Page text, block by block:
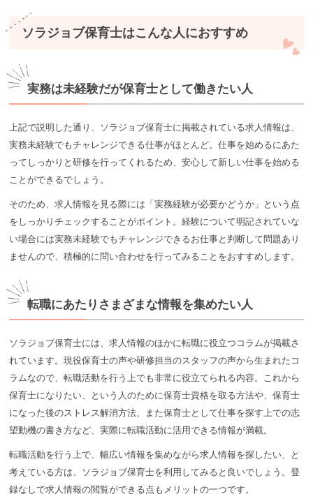
ソラジョブ保育士はこんな人におすすめ
実務は未経験だが保育士として働きたい人
上記で説明した通り、ソラジョブ保育士に掲載されている求人情報は、
実務未経験でもチャレンジできる仕事がほとんど。仕事を始めるにあた
ってしっかりと研修を行ってくれるため、安心して新しい仕事を始める
ことができるでしょう。
そのため、求人情報を見る際には「実務経験が必要かどうか」という点
をしっかりチェックすることがポイント。経験について明記されていな
い場合には実務未経験でもチャレンジできるお仕事と判断して問題あり
ませんので、積極的に問い合わせを行ってみることをおすすめします。
転職にあたりさまざまな情報を集めたい人
ソラジョブ保育士には、求人情報のほかに転職に役立つコラムが掲載さ
れています。現役保育士の声や研修担当のスタッフの声から生まれたコ
ラムなので、転職活動を行う上でも非常に役立てられる内容。これから
保育士になりたい、という人のために保育士資格を取る方法や、保育士
になった後のストレス解消方法、また保育士として仕事を探す上での志
望動機の書き方など、実際に転職活動に活用できる情報が満載。
転職活動を行う上で、幅広い情報を集めながら求人情報を探したい、と
考えている方は、ソラジョブ保育士を利用してみると良いでしょう。登
録なしで求人情報の閲覧ができる点もメリットの一つです。